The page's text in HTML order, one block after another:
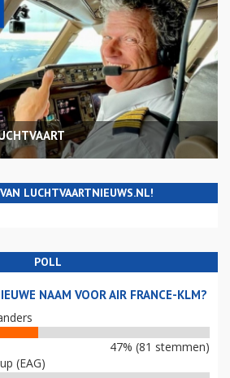
LUCHTVAARTNIEUWS.NL!
POLL
NAAM VOOR AIR FRANCE-KLM?
47% (81 stemmen)
(EAG)